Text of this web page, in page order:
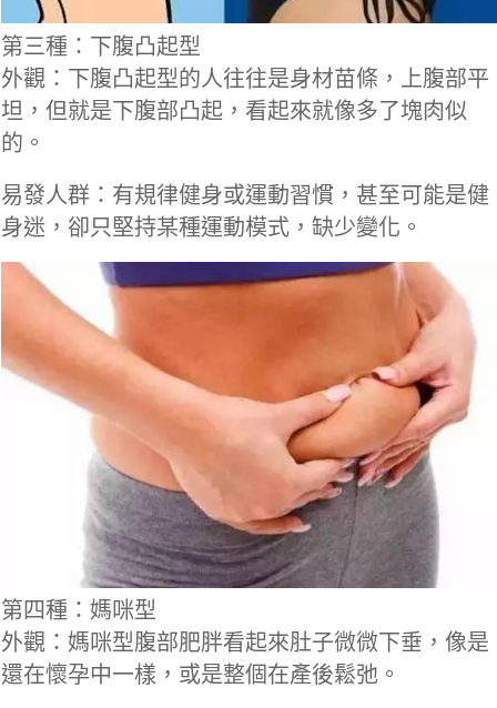
第三種：下腹凸起型
外觀：下腹凸起型的人往往是身材苗條，上腹部平
坦，但就是下腹部凸起，看起來就像多了塊肉似
的。
易發人群：有規律健身或運動習慣，甚至可能是健
身迷，卻只堅持某種運動模式，缺少變化。
第四種：媽咪型
外觀：媽咪型腹部肥胖看起來肚子微微下垂，像是
還在懷孕中一樣，或是整個在產後鬆弛。